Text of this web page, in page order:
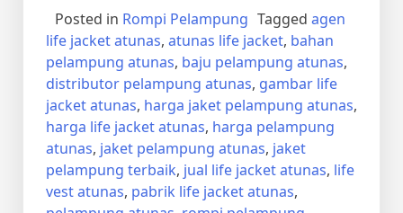
Posted in Rompi Pelampung Tagged agen
life jacket atunas, atunas life jacket, bahan
pelampung atunas, baju pelampung atunas,
distributor pelampung atunas, gambar life
jacket atunas, harga jaket pelampung atunas,
harga life jacket atunas, harga pelampung
atunas, jaket pelampung atunas, jaket
pelampung terbaik, jual life jacket atunas, life
vest atunas, pabrik life jacket atunas,